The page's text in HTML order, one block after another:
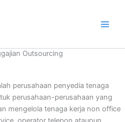
Outsourcing
perusahaan penyedia tenaga
perusahaan-perusahaan yang
mengelola tenaga kerja non office